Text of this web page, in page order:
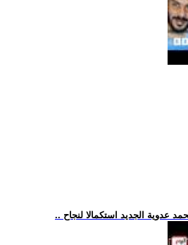
عدوية الجديد استكمالا لنجاح